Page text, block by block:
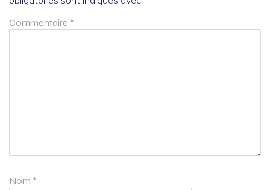
Commentaire *
Nom *